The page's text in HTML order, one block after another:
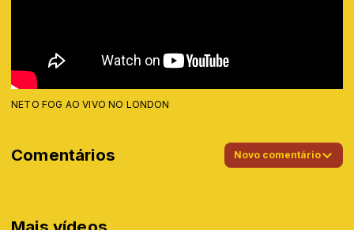
Mais vídeos
NETO FOG AO VIVO NO LONDON
Comentários Novo comentário